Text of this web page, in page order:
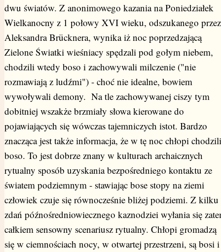
dwu światów. Z anonimowego kazania na Poniedziałek
Wielkanocny z 1 połowy XVI wieku, odszukanego przez
Aleksandra Brücknera, wynika iż noc poprzedzającą
Zielone Światki wieśniacy spędzali pod gołym niebem,
chodzili wtedy boso i zachowywali milczenie ("nie
rozmawiają z ludźmi") - choć nie idealne, bowiem
wywoływali demony. Na tle zachowywanej ciszy tym
dobitniej wszakże brzmiały słowa kierowane do
pojawiających się wówczas tajemniczych istot. Bardzo
znacząca jest także informacja, że w tę noc chłopi chodzili
boso. To jest dobrze znany w kulturach archaicznych
rytualny sposób uzyskania bezpośredniego kontaktu ze
światem podziemnym - stawiając bose stopy na ziemi
człowiek czuje się równocześnie bliżej podziemi. Z kilku
zdań późnośredniowiecznego kaznodziei wyłania się
całkiem sensowny scenariusz rytualny. Chłopi gromadzą
się w ciemnościach nocy, w otwartej przestrzeni, są bosi i